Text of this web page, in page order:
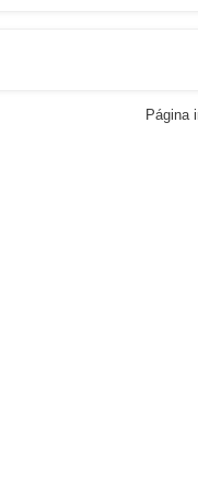
Página